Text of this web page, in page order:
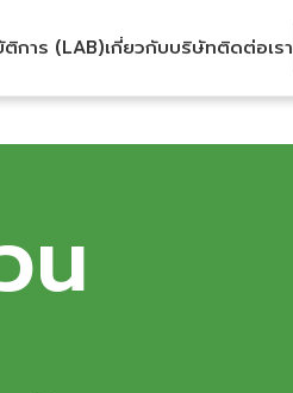
การ (LAB)เกี่ยวกับบริษัทติดต่อเรา
น